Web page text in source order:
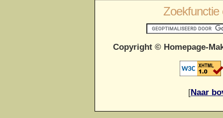
Zoekfunctie
Copyright © Homepage-
[Naar